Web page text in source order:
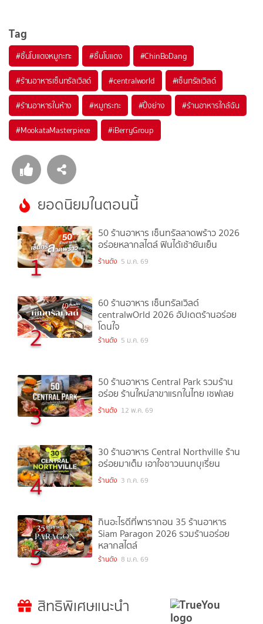
Tag
#ชิ้นโบแดงหมูกะทะ #ชิ้นโบแดง #ChinBoDang
#ร้านอาหารเซ็นทรัลเวิลด์ #centralworld #เซ็นทรัลเวิลด์
#ร้านอาหารในห้าง #หมูกระทะ #ปิ้งย่าง #ร้านอาหารใกล้ฉัน
#MookataMasterpiece #iBerryGroup
ยอดนิยมในตอนนี้
1
50 ร้านอาหาร เซ็นทรัลลาดพร้าว 2026
อร่อยหลากสไตล์ ฟินได้เช้ายันเย็น
ร้านดัง 5 ม.ค. 69
2
60 ร้านอาหาร เซ็นทรัลเวิลด์
centralwOrld 2026 อัปเดตร้านอร่อย
โดนใจ
ร้านดัง 5 ม.ค. 69
3
50 ร้านอาหาร Central Park รวมร้าน
อร่อย ร้านใหม่สาขาแรกในไทย เซฟเลย
ร้านดัง 12 พ.ค. 69
4
30 ร้านอาหาร Central Northville ร้าน
อร่อยมาเต็ม เอาใจชาวนนทบุเรี่ยน
ร้านดัง 3 ก.ค. 69
5
กินอะไรดีที่พารากอน 35 ร้านอาหาร
Siam Paragon 2026 รวมร้านอร่อย
หลากสไตล์
ร้านดัง 8 ม.ค. 69
สิทธิพิเศษแนะนำ